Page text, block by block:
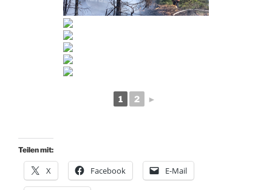
1 2 ►
Teilen mit:
X Facebook E-Mail